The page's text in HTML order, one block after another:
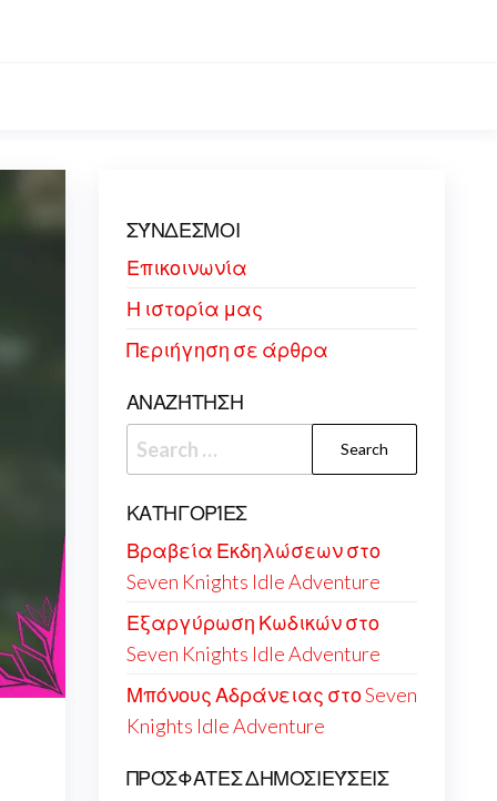
ΣΎΝΔΕΣΜΟΙ
Επικοινωνία
Η ιστορία μας
Περιήγηση σε άρθρα
ΑΝΑΖΉΤΗΣΗ
Search
for:
ΚΑΤΗΓΟΡΊΕΣ
Βραβεία Εκδηλώσεων στο
Seven Knights Idle Adventure
Εξαργύρωση Κωδικών στο
Seven Knights Idle Adventure
Μπόνους Αδράνειας στο Seven
Knights Idle Adventure
ΠΡΌΣΦΑΤΕΣ ΔΗΜΟΣΙΕΎΣΕΙΣ